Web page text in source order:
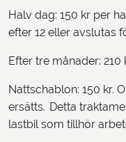
Halv dag: 150 kr per
efter 12 eller avslutas
Efter tre månader: 210
Nattschablon: 150 kr.
ersätts. Detta
lastbil som tillhör